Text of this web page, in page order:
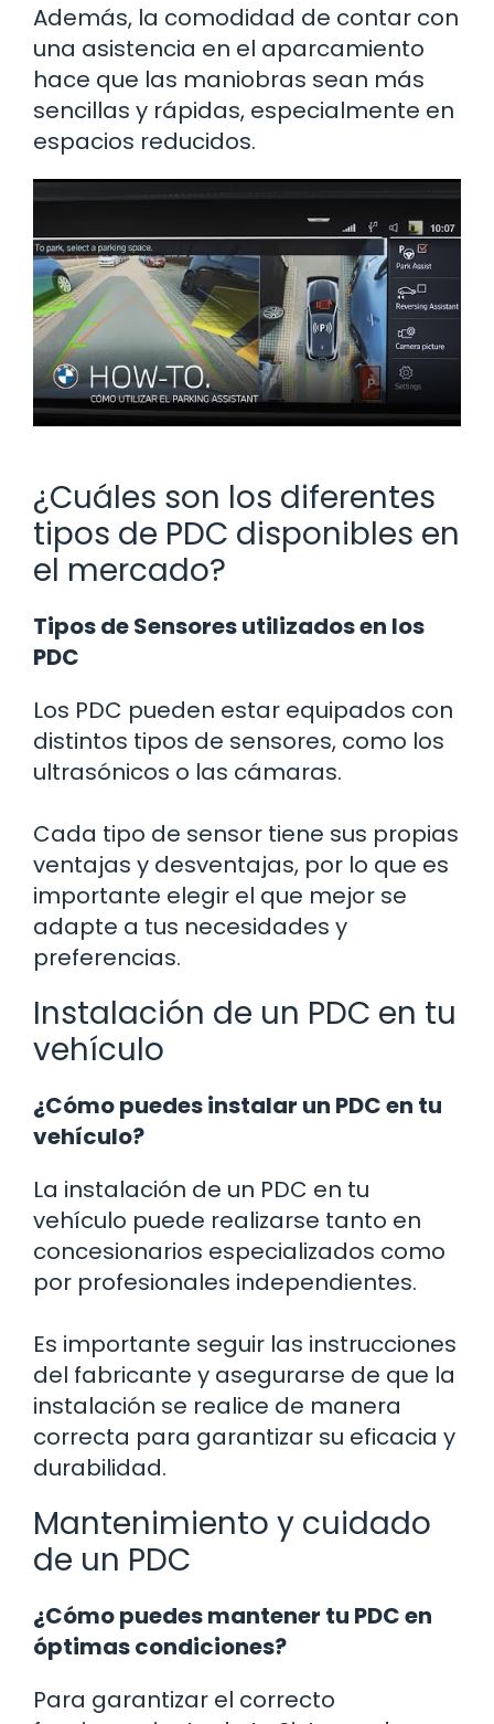
Además, la comodidad de contar con
una asistencia en el aparcamiento
hace que las maniobras sean más
sencillas y rápidas, especialmente en
espacios reducidos.
¿Cuáles son los diferentes
tipos de PDC disponibles en
el mercado?
Tipos de Sensores utilizados en los
PDC
Los PDC pueden estar equipados con
distintos tipos de sensores, como los
ultrasónicos o las cámaras.
Cada tipo de sensor tiene sus propias
ventajas y desventajas, por lo que es
importante elegir el que mejor se
adapte a tus necesidades y
preferencias.
Instalación de un PDC en tu
vehículo
¿Cómo puedes instalar un PDC en tu
vehículo?
La instalación de un PDC en tu
vehículo puede realizarse tanto en
concesionarios especializados como
por profesionales independientes.
Es importante seguir las instrucciones
del fabricante y asegurarse de que la
instalación se realice de manera
correcta para garantizar su eficacia y
durabilidad.
Mantenimiento y cuidado
de un PDC
¿Cómo puedes mantener tu PDC en
óptimas condiciones?
Para garantizar el correcto